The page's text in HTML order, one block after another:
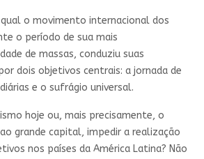
o movimento internacional dos
o período de sua mais
de massas, conduziu suas
dois objetivos centrais: a jornada de
e o sufrágio universal.
hoje ou, mais precisamente, o
grande capital, impedir a realização
nos países da América Latina? Não